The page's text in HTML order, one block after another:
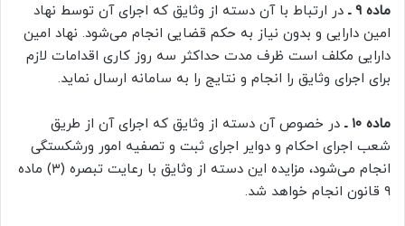
ماده ۹ ـ
در ارتباط با آن دسته از وثایق که اجرای آن توسط نهاد
امین دارایی و بدون نیاز به حکم قضایی انجام می‌شود. نهاد امین
دارایی مکلف است ظرف مدت حداکثر سه روز کاری اقدامات لازم
برای اجرای وثایق را انجام و نتایج را به سامانه ارسال نماید.
ماده ۱۰ ـ
در خصوص آن دسته از وثایق که اجرای آن از طریق
شعب اجرای احکام و دوایر اجرای ثبت و تصفیه امور ورشکستگی
انجام می‌شود، مزایده این دسته از وثایق با رعایت تبصره (۳) ماده
۹ قانون انجام خواهد شد.